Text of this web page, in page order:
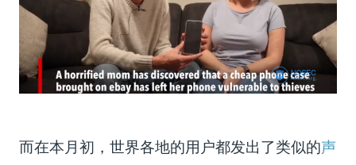
而在本月初，世界各地的用户都发出了类似的声